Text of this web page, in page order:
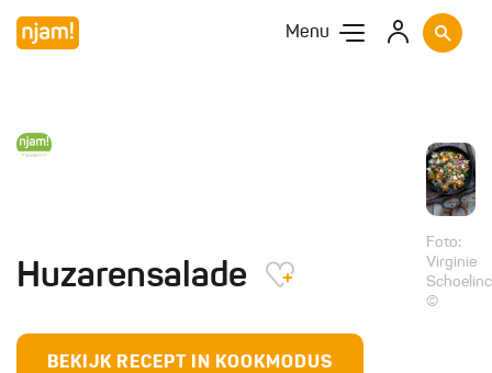
Menu
Huzarensalade
BEKIJK RECEPT IN KOOKMODUS
Foto:
Virginie
©